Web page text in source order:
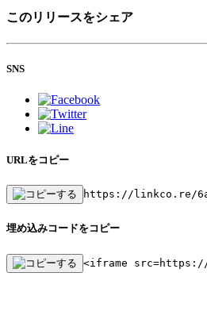
このリリースをシェア
SNS
URLをコピー
https://linkco.re/
埋め込みコードをコピー
<iframe src=https://